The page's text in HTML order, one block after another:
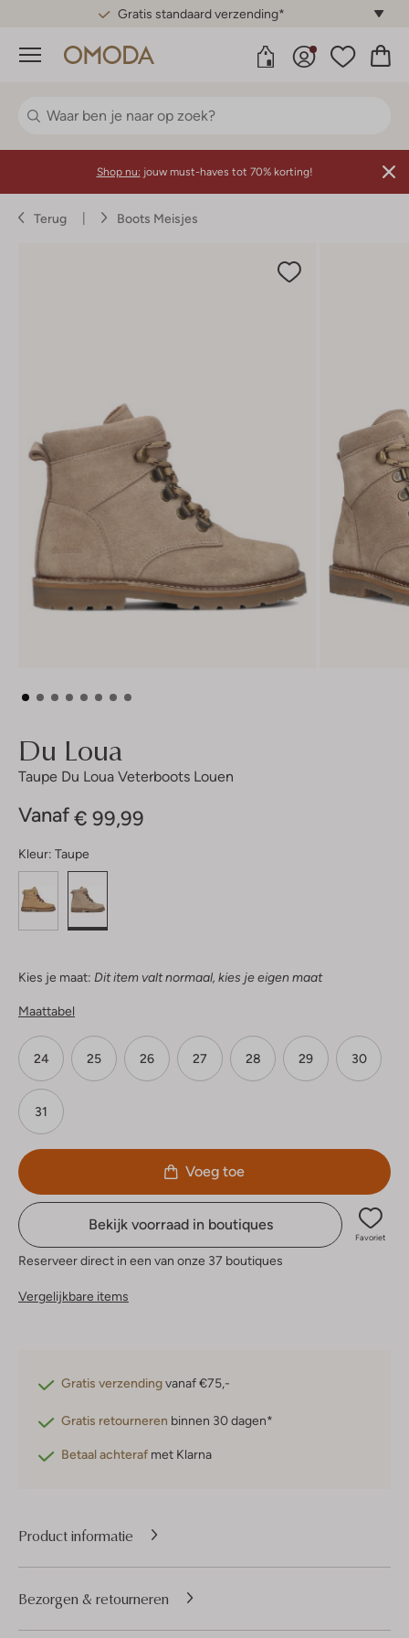
Gratis standaard verzending*
Menu
Shop nu: jouw must-haves tot 70% korting!
Terug Boots Meisjes
Du Loua
Taupe Du Loua Veterboots Louen
Vanaf € 99,99
Kleur: Taupe
Kies je maat: Dit item valt normaal, kies je eigen maat
Maattabel
24 25 26 27 28 29 30
31
Voeg toe
Bekijk voorraad in boutiques
Favoriet
Reserveer direct in een van onze 37 boutiques
Vergelijkbare items
Gratis verzendingvanaf €75,-
Gratis retourneren binnen 30 dagen*
Betaal achteraf met Klarna
Product informatie
Bezorgen & retourneren